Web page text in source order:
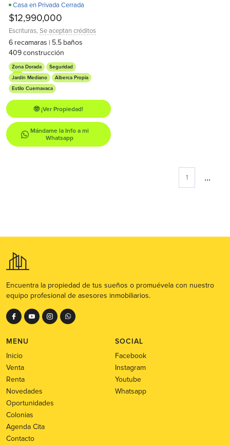
D
Casa en Privada Cerrada
$12,990,000
Escrituras,Se aceptan créditos
6 recamaras | 5.5 baños
409construcción
Zona Dorada
Seguridad
Jardín Mediano
Alberca Propia
Estilo Cuernavaca
🤓 ¡Ver Propiedad!
Mándame la Info a mi
Whatsapp
1 ...
Encuentra la propiedad de tus sueños o promuévela con nuestro
equipo profesional de asesores inmobiliarios.
MENU
Inicio
Venta
Renta
Novedades
Oportunidades
Colonias
Agenda Cita
Contacto
SOCIAL
Facebook
Instagram
Youtube
Whatsapp